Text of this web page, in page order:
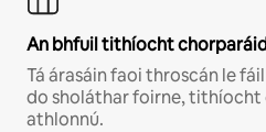
An bhfuil tithíocht
Tá árasáin faoi throscán le
do sholáthar foirne, tithíocht
athlonnú.